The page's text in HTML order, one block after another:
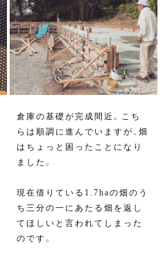
倉庫の基礎が完成間近。こち
らは順調に進んでいますが、畑
はちょっと困ったことになり
ました。
現在借りている1.7haの畑のう
ち三分の一にあたる畑を返し
てほしいと言われてしまった
のです。